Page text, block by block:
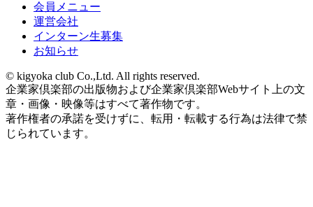
会員メニュー
運営会社
インターン生募集
お知らせ
© kigyoka club Co.,Ltd. All rights reserved.
企業家倶楽部の出版物および企業家倶楽部Webサイト上の文
章・画像・映像等はすべて著作物です。
著作権者の承諾を受けずに、転用・転載する行為は法律で禁
じられています。